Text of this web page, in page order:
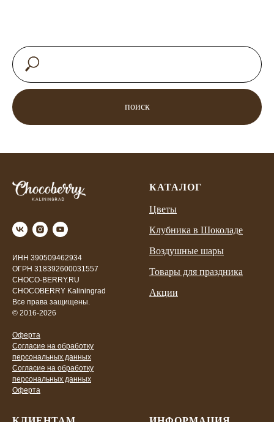
поиск
ИНН 390509462934
ОГРН 318392600031557
CHOCO-BERRY.RU
CHOCOBERRY Kaliningrad
Все права защищены.
© 2016-2026
Оферта
Согласие на обработку
персональных данных
Согласие на обработку
персональных данных
Оферта
КАТАЛОГ
Цветы
Клубника в Шоколаде
Воздушные шары
Товары для праздника
Акции